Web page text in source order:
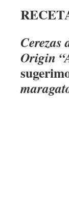
Cerezas
Origin